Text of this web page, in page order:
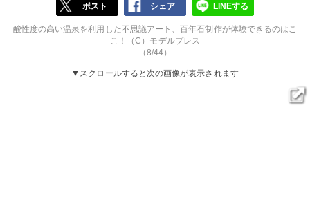
ポスト シェア LINEする
酸性度の高い温泉を利用した不思議アート、百年石制作が体験できるのはこ
こ！（C）モデルプレス
（8/44）
▼スクロールすると次の画像が表示されます